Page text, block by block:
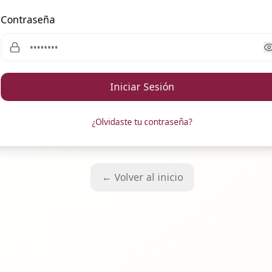
Contraseña
Iniciar Sesión
¿Olvidaste tu contraseña?
← Volver al inicio